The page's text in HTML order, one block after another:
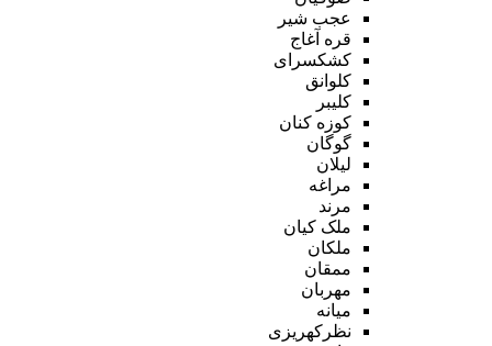
عجب شیر
قره آغاج
کشکسرای
کلوانق
کلیبر
کوزه کنان
گوگان
لیلان
مراغه
مرند
ملک کیان
ملکان
ممقان
مهربان
میانه
نظرکهریزی